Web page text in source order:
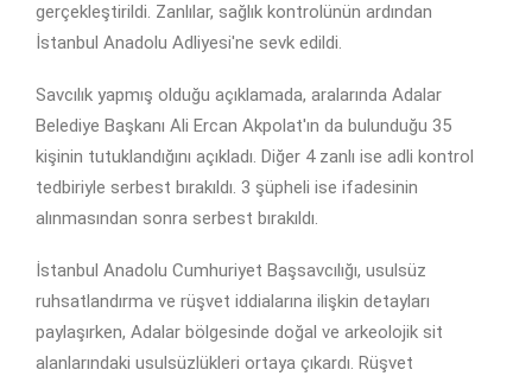
gerçekleştirildi. Zanlılar, sağlık kontrolünün ardından
İstanbul Anadolu Adliyesi'ne sevk edildi.
Savcılık yapmış olduğu açıklamada, aralarında Adalar
Belediye Başkanı Ali Ercan Akpolat'ın da bulunduğu 35
kişinin tutuklandığını açıkladı. Diğer 4 zanlı ise adli kontrol
tedbiriyle serbest bırakıldı. 3 şüpheli ise ifadesinin
alınmasından sonra serbest bırakıldı.
İstanbul Anadolu Cumhuriyet Başsavcılığı, usulsüz
ruhsatlandırma ve rüşvet iddialarına ilişkin detayları
paylaşırken, Adalar bölgesinde doğal ve arkeolojik sit
alanlarındaki usulsüzlükleri ortaya çıkardı. Rüşvet